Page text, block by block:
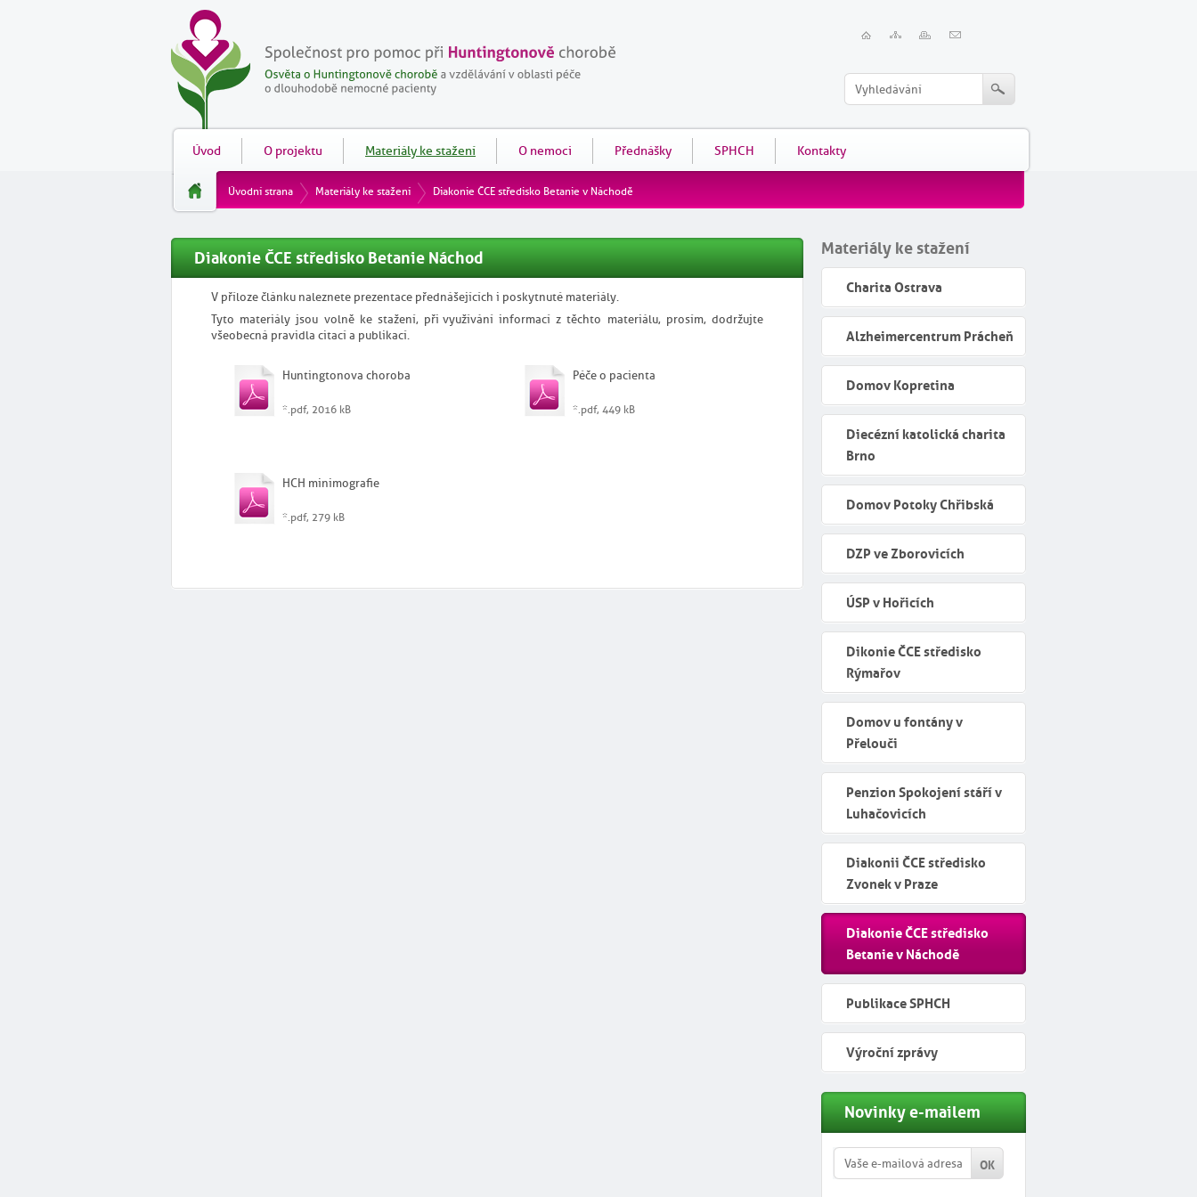
Úvod O projektu Materiály ke stažení O nemoci Přednášky SPHCH Kontakty
Úvodní strana Materiály ke stažení Diakonie ČCE středisko Betanie v Náchodě
Diakonie ČCE středisko Betanie Náchod
V příloze článku naleznete prezentace přednášejících i poskytnuté materiály.
Tyto materiály jsou volně ke stažení, při využívání informací z těchto materiálu, prosím, dodržujte
všeobecná pravidla citací a publikací.
Huntingtonova choroba
*.pdf, 2016 kB
Péče o pacienta
*.pdf, 449 kB
HCH minimografie
*.pdf, 279 kB
Materiály ke stažení
Charita Ostrava
Alzheimercentrum Prácheň
Domov Kopretina
Diecézní katolická charita
Brno
Domov Potoky Chřibská
DZP ve Zborovicích
ÚSP v Hořicích
Dikonie ČCE středisko
Rýmařov
Domov u fontány v
Přelouči
Penzion Spokojení stáří v
Luhačovicích
Diakonii ČCE středisko
Zvonek v Praze
Diakonie ČCE středisko
Betanie v Náchodě
Publikace SPHCH
Výroční zprávy
Novinky e-mailem